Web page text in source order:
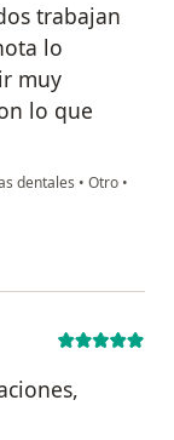
trabajan
lo
muy
lo que
dentales • Otro •